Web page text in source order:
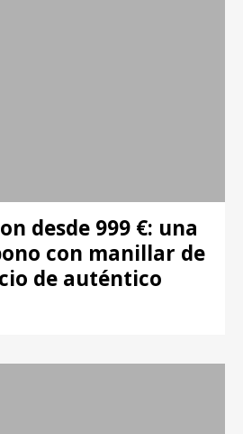
desde 999 €: una
con manillar de
de auténtico